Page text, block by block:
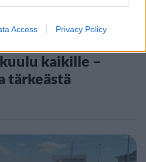
Access Privacy Policy
kaikille –
tärkeästä